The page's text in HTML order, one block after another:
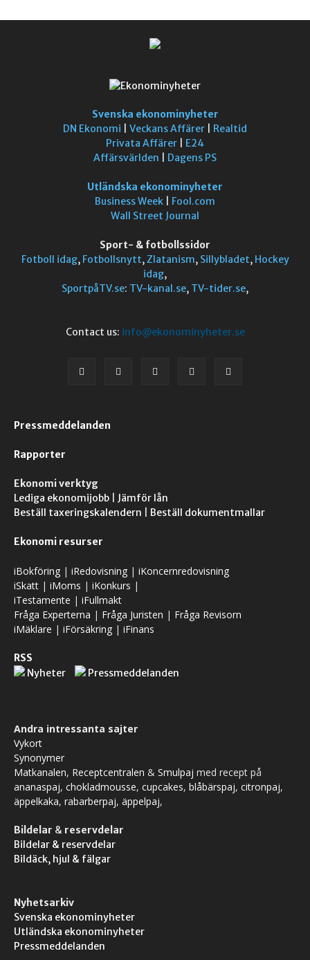
Svenska ekonominyheter
DN Ekonomi
Veckans Affärer
Realtid
Privata Affärer
E24
Affärsvärlden
Dagens PS
Utländska ekonominyheter
Business Week
Fool.com
Wall Street Journal
Sport- & fotbollssidor
Fotboll idag, Fotbollsnytt,Zlatanism, Sillybladet, Hockey
idag,
SportpåTV.se: TV-kanal.se, TV-tider.se,
Contact us: info@ekonominyheter.se
Pressmeddelanden
Rapporter
Ekonomi verktyg
Lediga ekonomijobb
Jämför lån
Beställ taxeringskalendern
Beställ dokumentmallar
Ekonomi resurser
iBokföring | iRedovisning | iKoncernredovisning
iSkatt | iMoms | iKonkurs |
iTestamente | iFullmakt
Fråga Experterna | Fråga Juristen | Fråga Revisorn
iMäklare | iFörsäkring | iFinans
RSS
Nyheter
Pressmeddelanden
Andra intressanta sajter
Vykort
Synonymer
Matkanalen, Receptcentralen & Smulpaj med recept på
ananaspaj, chokladmousse, cupcakes, blåbärspaj, citronpaj,
äppelkaka, rabarberpaj, äppelpaj,
Bildelar & reservdelar
Bildelar & reservdelar
Bildäck, hjul & fälgar
Nyhetsarkiv
Svenska ekonominyheter
Utländska ekonominyheter
Pressmeddelanden